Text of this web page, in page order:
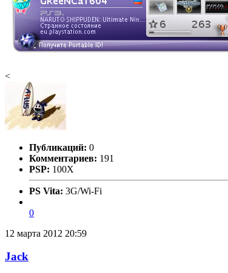
<
Публикаций: 0
Комментариев: 191
PSP: 100X
PS Vita: 3G/Wi-Fi
0
12 марта 2012 20:59
Jack